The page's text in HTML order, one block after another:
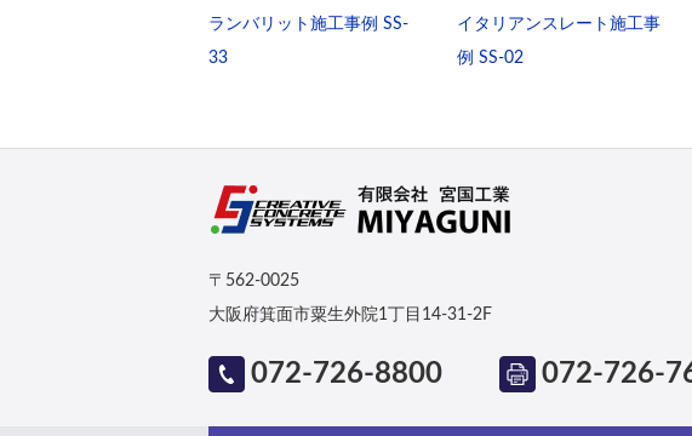
ランバリット施工事例 SS-
33
イタリアンスレート施工事
例 SS-02
〒562-0025
大阪府箕面市粟生外院1丁目14-31-2F
072-726-8800 072-726-